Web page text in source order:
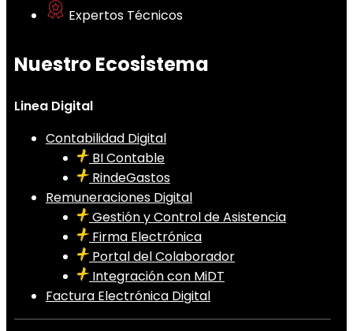
Expertos Técnicos
Nuestro Ecosistema
Linea Digital
Contabilidad Digital
BI Contable
RindeGastos
Remuneraciones Digital
Gestión y Control de Asistencia
Firma Electrónica
Portal del Colaborador
Integración con MiDT
Factura Electrónica Digital